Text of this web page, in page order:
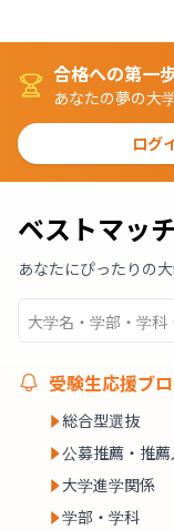
合格への第一
あなたの夢の大
ログ
ベストマッ
あなたにぴったりの
受験生応援ブ
総合型選抜
公募推薦・推
大学進学関係
学部・学科